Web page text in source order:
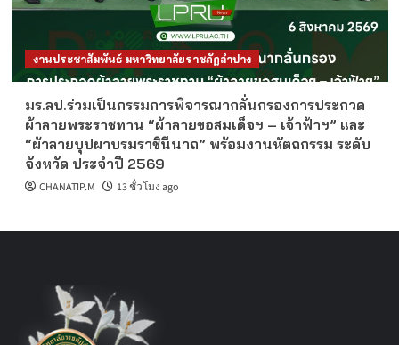
งานประชาสัมพันธ์ มหาวิทยาลัยราชภัฏลำปาง
มร.ลป.ร่วมเป็นกรรมการพิจารณากลั่นกรองการประกวด
ผ้าลายพระราชทาน “ผ้าลายขอสมเด็จฯ – เจ้าฟ้าฯ” และ
“ผ้าลายบุปผาบรมราชินีนาถ” พร้อมงานหัตถกรรม ระดับ
จังหวัด ประจำปี 2569
CHANATIP.M 13 ชั่วโมง ago